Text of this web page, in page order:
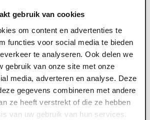
gebruik van cookies
om content en advertenties te
functies voor social media te bieden
te analyseren. Ook delen we
gebruik van onze site met onze
media, adverteren en analyse. Deze
gegevens combineren met andere
ze heeft verstrekt of die ze hebben
van uw gebruik van hun services.